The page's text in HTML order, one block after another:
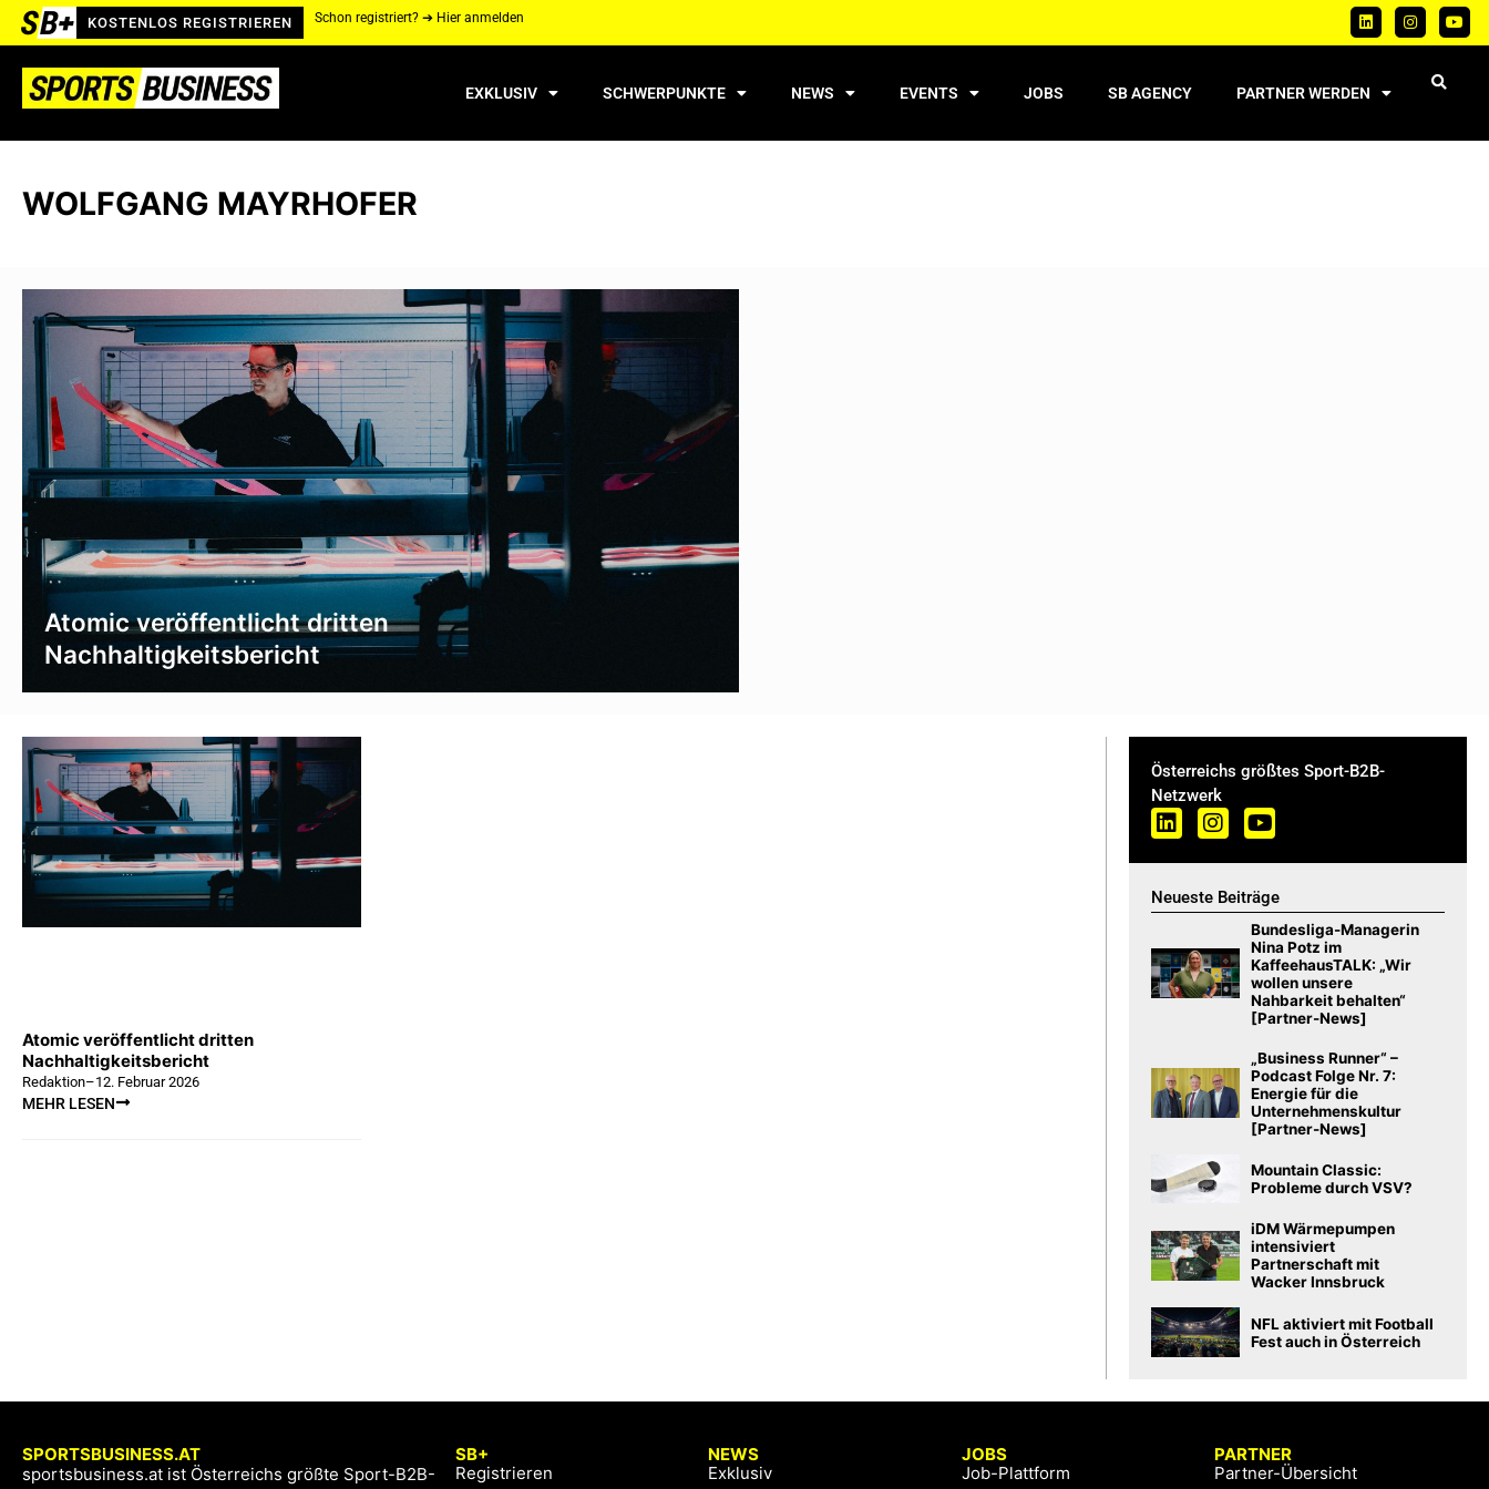
KOSTENLOS REGISTRIEREN Schon registriert? ➔ Hier anmelden
EXKLUSIV SCHWERPUNKTE NEWS EVENTS JOBS SB AGENCY PARTNER WERDEN
WOLFGANG MAYRHOFER
Atomic veröffentlicht dritten
Nachhaltigkeitsbericht
Atomic veröffentlicht dritten
Nachhaltigkeitsbericht
Redaktion–12. Februar 2026
MEHR LESEN
Österreichs größtes Sport-B2B-
Netzwerk
Neueste Beiträge
Bundesliga-Managerin
Nina Potz im
KaffeehausTALK: „Wir
wollen unsere
Nahbarkeit behalten“
[Partner-News]
„Business Runner“ –
Podcast Folge Nr. 7:
Energie für die
Unternehmenskultur
[Partner-News]
Mountain Classic:
Probleme durch VSV?
iDM Wärmepumpen
intensiviert
Partnerschaft mit
Wacker Innsbruck
NFL aktiviert mit Football
Fest auch in Österreich
SPORTSBUSINESS.AT
sportsbusiness.at ist Österreichs größte Sport-B2B-
SB+
Registrieren
NEWS
Exklusiv
JOBS
Job-Plattform
PARTNER
Partner-Übersicht